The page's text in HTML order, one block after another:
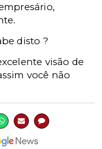
disto ?
visão de
você não